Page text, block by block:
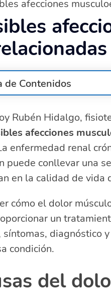
afecciones
de Contenidos
comunes del dolor
del dolor
del dolor
del dolor
relacionadas
¿Qué partes del cuerpo
¿Qué patologías pueden
¿Qué lesiones provocan
Rubén Hidalgo,
afecciones
enfermedad renal
puede conllevar una
en la calidad de vida
cómo el dolor
un
síntomas, diagnóstico
condición.
del